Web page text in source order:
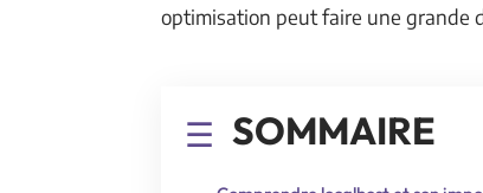
optimisation peut faire une grande
SOMMAIRE